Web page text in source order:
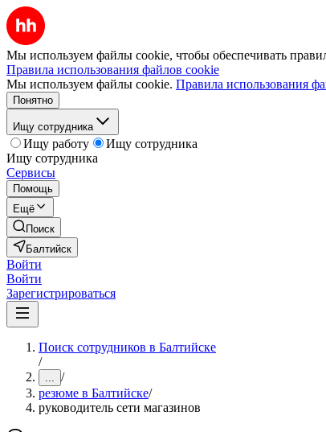
Мы используем файлы cookie, чтобы обеспечивать
Правила использования файлов cookie
Мы используем файлы cookie. Правила использования
Понятно
Ищу сотрудника
Ищу работу
Ищу сотрудника
Ищу сотрудника
Сервисы
Помощь
Ещё
Поиск
Балтийск
Войти
Войти
Зарегистрироваться
Поиск сотрудников в Балтийске
/
... /
резюме в Балтийске/
руководитель сети магазинов